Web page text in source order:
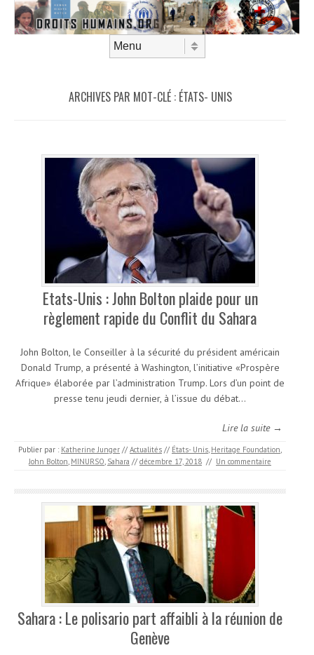
ARCHIVES PAR MOT-CLÉ : ÉTATS- UNIS
Etats-Unis : John Bolton plaide pour un
règlement rapide du Conflit du Sahara
John Bolton, le Conseiller à la sécurité du président américain
Donald Trump, a présenté à Washington, l’initiative «Prospère
Afrique» élaborée par l’administration Trump. Lors d’un point de
presse tenu jeudi dernier, à l’issue du débat…
Lire la suite →
Publier par : Katherine Junger // Actualités // États- Unis, Heritage Foundation,
John Bolton, MINURSO, Sahara // décembre 17, 2018 // Un commentaire
Sahara : Le polisario part affaibli à la réunion de
Genève